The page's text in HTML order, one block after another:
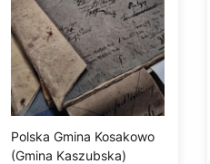
Polska Gmina Kosakowo
(Gmina Kaszubska)